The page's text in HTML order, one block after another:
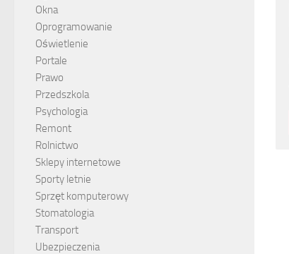
Okna
Oprogramowanie
Oświetlenie
Portale
Prawo
Przedszkola
Psychologia
Remont
Rolnictwo
Sklepy internetowe
Sporty letnie
Sprzęt komputerowy
Stomatologia
Transport
Ubezpieczenia